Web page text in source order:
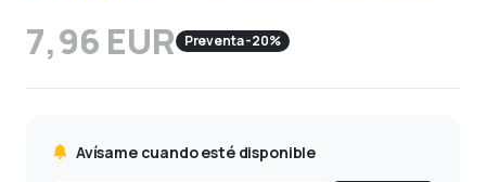
7,96 EUR Preventa -20%
Avísame cuando esté disponible